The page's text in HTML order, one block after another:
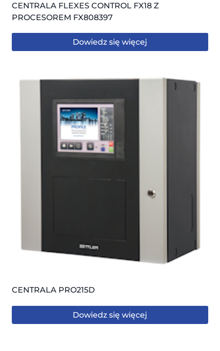
CENTRALA FLEXES CONTROL FX18 Z
PROCESOREM FX808397
Dowiedz się więcej
CENTRALA PRO215D
Dowiedz się więcej